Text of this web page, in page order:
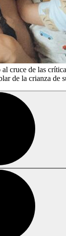
cruce de las
de la crianza de